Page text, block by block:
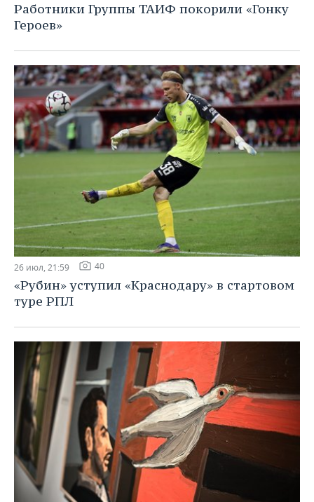
Работники Группы ТАИФ покорили «Гонку
Героев»
26 июл, 21:59 40
«Рубин» уступил «Краснодару» в стартовом
туре РПЛ